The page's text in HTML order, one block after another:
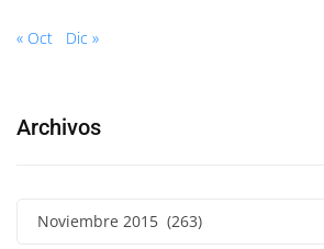
« Oct Dic »
Archivos
Noviembre 2015 (263)